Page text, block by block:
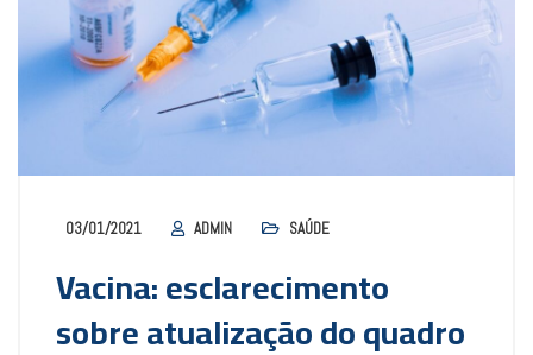
03/01/2021 ADMIN SAÚDE
Vacina: esclarecimento
sobre atualização do quadro